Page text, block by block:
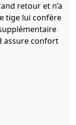
retour et n’a
tige lui confère
assure confort